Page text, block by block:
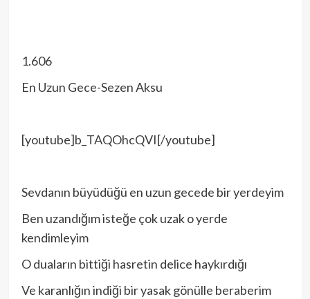
1.606
En Uzun Gece-Sezen Aksu
[youtube]b_TAQOhcQVI[/youtube]
Sevdanın büyüdüğü en uzun gecede bir yerdeyim
Ben uzandığım isteğe çok uzak o yerde
kendimleyim
O duaların bittiği hasretin delice haykırdığı
Ve karanlığın indiği bir yasak gönülle beraberim